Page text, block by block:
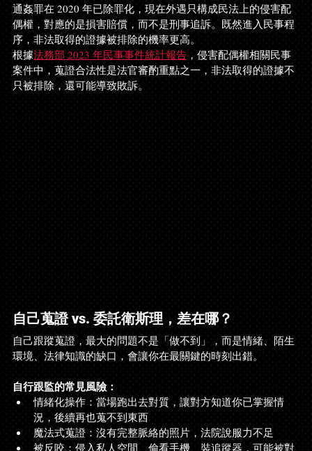
通姦罪在 2020 年已除罪化，現在外遇只構成民法上的侵害配
偶權，對應的是損害賠償，而不是刑事追訴。既然進入民事程
序，非法取得的證據被排除的機率更高。
根據法務部 2023 年民事事件統計報告 ，侵害配偶權相關民事
案件中，蒐證合法性是法官審酌重點之一，非法取得的證據不
只被排除，還可能導致敗訴。
自己蒐證 vs. 委託衛斯理，差在哪？
自己跟蹤蒐證，最大的問題不是「做不到」，而是情緒、陌生
環境、法律知識的缺口，會讓你在最關鍵的時刻出錯。
自行跟監的常見風險：
情緒化操作：當場跑出去對質，讓對方知道你已掌握情
況，後續再也蒐不到東西
魔法式蒐證：沒有完整脈絡的照片，法院說服力不足
被反咬：侵入私人空間、偷看手機、裝追蹤器，可能被對